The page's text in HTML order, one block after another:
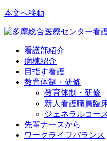
本文へ移動
看護部紹介
病棟紹介
目指す看護
教育体制・研修
教育体制・研修
新人看護職員臨
ジェネラルコー
先輩ナースから
ワークライフバランス